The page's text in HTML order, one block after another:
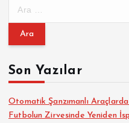
m
:Son Yazılar
Otomatik Şanzımanlı
Futbolun Zirvesinde Yeniden